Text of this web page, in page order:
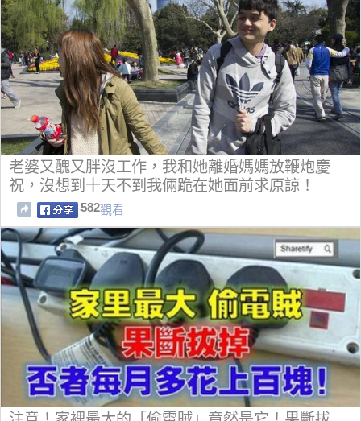
老婆又醜又胖沒工作，我和她離婚媽媽放鞭炮慶
祝，沒想到十天不到我倆跪在她面前求原諒！
582觀看